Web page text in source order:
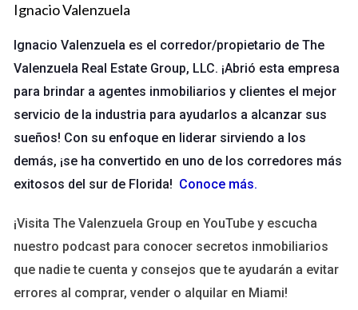
Marketing Digital y Redes Sociales
El marketing digital es otra área donde los agentes deben
sobresalir. Las redes sociales como Facebook e Instagram
son herramientas poderosas para mostrar propiedades y
conectar con potenciales compradores. Crear contenido
atractivo que resuene con la audiencia puede marcar la
diferencia entre una venta rápida y un estancamiento
prolongado. Utilizar plataformas como Canva para diseñar
programar contenido puede optimizar el tiempo y aumentar
la visibilidad.
Análisis de Datos y Reportes
Ignacio Valenzuela
Ignacio Valenzuela es el corredor/propietario de The
Valenzuela Real Estate Group, LLC. ¡Abrió esta empresa
para brindar a agentes inmobiliarios y clientes el mejor
servicio de la industria para ayudarlos a alcanzar sus
sueños! Con su enfoque en liderar sirviendo a los
demás, ¡se ha convertido en uno de los corredores más
exitosos del sur de Florida! Conoce más.
¡Visita The Valenzuela Group en YouTube y escucha
nuestro podcast para conocer secretos inmobiliarios
que nadie te cuenta y consejos que te ayudarán a evitar
errores al comprar, vender o alquilar en Miami!